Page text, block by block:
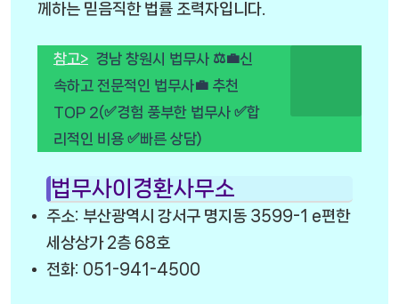
께하는 믿음직한 법률 조력자입니다.
참고> 경남 창원시 법무사 ⚖️💼신
속하고 전문적인 법무사💼 추천
TOP 2(✅경험 풍부한 법무사 ✅합
리적인 비용 ✅빠른 상담)
법무사이경환사무소
주소: 부산광역시 강서구 명지동 3599-1 e편한
세상상가 2층 68호
전화: 051-941-4500